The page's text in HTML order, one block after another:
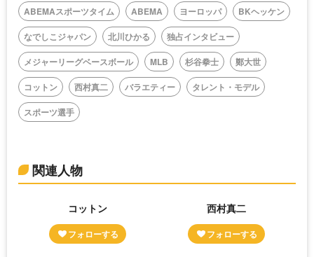
ABEMAスポーツタイム
ABEMA ヨーロッパ
BKヘッケン
なでしこジャパン
北川ひかる
独占インタビュー
メジャーリーグベースボール
MLB 杉谷拳士
鄭大世
コットン
西村真二 バラエティー
タレント・モデル
スポーツ選手
関連人物
コットン 西村真二